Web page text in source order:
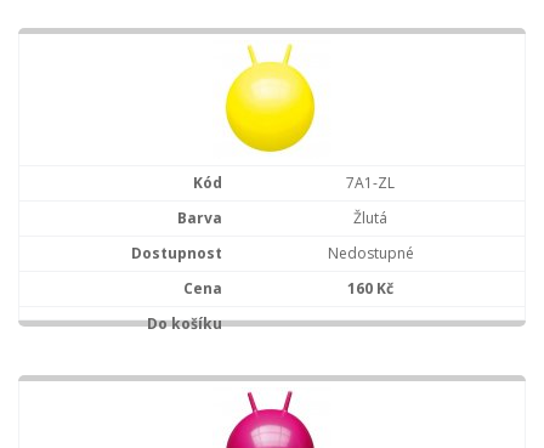
7A1-ZL
Žlutá
Nedostupné
160 Kč